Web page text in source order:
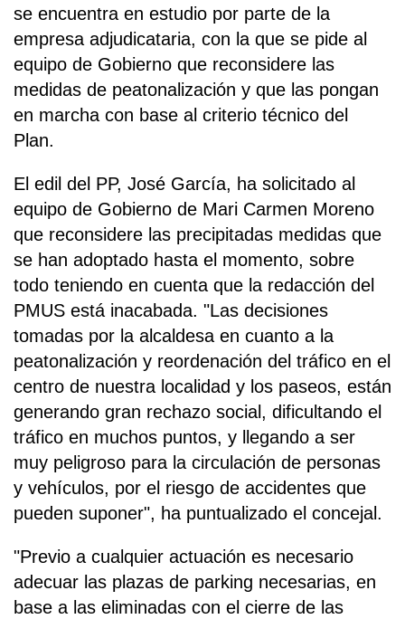
se encuentra en estudio por parte de la
empresa adjudicataria, con la que se pide al
equipo de Gobierno que reconsidere las
medidas de peatonalización y que las pongan
en marcha con base al criterio técnico del
Plan.
El edil del PP, José García, ha solicitado al
equipo de Gobierno de Mari Carmen Moreno
que reconsidere las precipitadas medidas que
se han adoptado hasta el momento, sobre
todo teniendo en cuenta que la redacción del
PMUS está inacabada. "Las decisiones
tomadas por la alcaldesa en cuanto a la
peatonalización y reordenación del tráfico en el
centro de nuestra localidad y los paseos, están
generando gran rechazo social, dificultando el
tráfico en muchos puntos, y llegando a ser
muy peligroso para la circulación de personas
y vehículos, por el riesgo de accidentes que
pueden suponer", ha puntualizado el concejal.
"Previo a cualquier actuación es necesario
adecuar las plazas de parking necesarias, en
base a las eliminadas con el cierre de las